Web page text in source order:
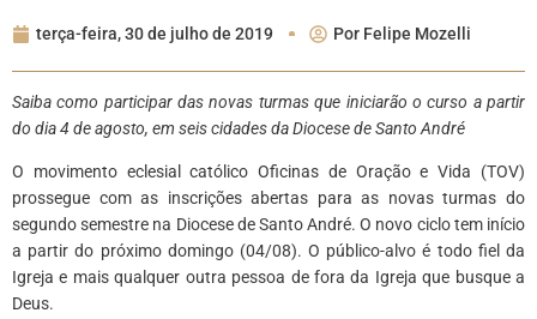
terça-feira, 30 de julho de 2019 Por Felipe Mozelli
Saiba como participar das novas turmas que iniciarão o curso a partir
do dia 4 de agosto, em seis cidades da Diocese de Santo André
O movimento eclesial católico Oficinas de Oração e Vida (TOV)
prossegue com as inscrições abertas para as novas turmas do
segundo semestre na Diocese de Santo André. O novo ciclo tem início
a partir do próximo domingo (04/08). O público-alvo é todo fiel da
Igreja e mais qualquer outra pessoa de fora da Igreja que busque a
Deus.